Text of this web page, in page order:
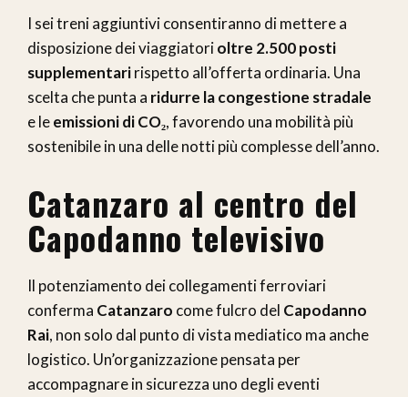
I sei treni aggiuntivi consentiranno di mettere a
disposizione dei viaggiatorioltre 2.500 posti
supplementaririspetto all’offerta ordinaria. Una
scelta che punta a ridurre la congestione stradale
e leemissioni di CO₂, favorendo una mobilità più
sostenibile in una delle notti più complesse dell’anno.
Catanzaro al centro del
Capodanno televisivo
Il potenziamento dei collegamenti ferroviari
conferma Catanzaro come fulcro del Capodanno
Rai, non solo dal punto di vista mediatico ma anche
logistico. Un’organizzazione pensata per
accompagnare in sicurezza uno degli eventi